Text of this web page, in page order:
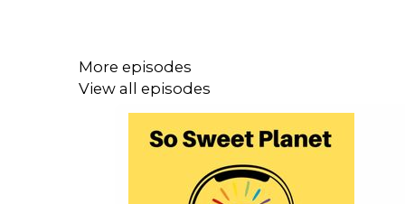
lacunes éditoriales et de recherche autour
d’émancipation et d’expression artistique à Paris.
Dans la préface du superbe catalogue Paris
trajectoires marginalisées. Elle incarne une
More episodes
View all episodes